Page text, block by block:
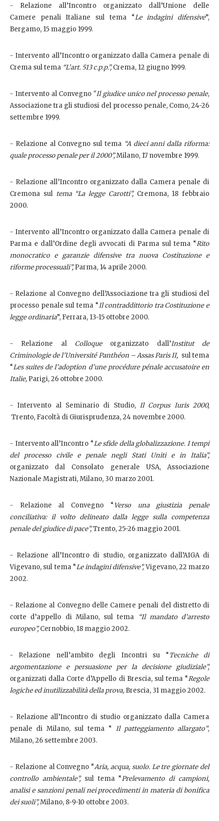
- Relazione all’Incontro organizzato dall’Unione delle
Camere penali Italiane sul tema “Le indagini difensive”,
Bergamo, 15 maggio 1999.
- Intervento all’Incontro organizzato dalla Camera penale di
Crema sul tema “L’art. 513 c.p.p.”,Crema, 12 giugno 1999.
- Intervento al Convegno "Il giudice unico nel processo penale,
Associazione tra gli studiosi del processo penale, Como, 24-26
settembre 1999.
- Relazione al Convegno sul tema “A dieci anni dalla riforma:
quale processo penale per il 2000”,Milano, 17 novembre 1999.
- Relazione all’Incontro organizzato dalla Camera penale di
Cremona sul tema “La legge Carotti”, Cremona, 18 febbraio
2000.
- Intervento all’Incontro organizzato dalla Camera penale di
Parma e dall’Ordine degli avvocati di Parma sul tema “Rito
monocratico e garanzie difensive tra nuova Costituzione e
riforme processuali”,Parma, 14 aprile 2000.
- Relazione al Convegno dell’Associazione tra gli studiosi del
processo penale sul tema “Il contraddittorio tra Costituzione e
legge ordinaria”, Ferrara, 13-15 ottobre 2000.
- Relazione al Colloque organizzato dall’Institut de
Criminologie de l’Université Panthéon – Assas Paris II, sul tema
“Les suites de l’adoption d’une procédure pénale accusatoire en
Italie, Parigi, 26 ottobre 2000.
- Intervento al Seminario di Studio, Il Corpus Iuris 2000,
Trento, Facoltà di Giurisprudenza, 24 novembre 2000.
- Intervento all’Incontro “Le sfide della globalizzazione. I tempi
del processo civile e penale negli Stati Uniti e in Italia”,
organizzato dal Consolato generale USA, Associazione
Nazionale Magistrati, Milano, 30 marzo 2001.
- Relazione al Convegno “Verso una giustizia penale
conciliativa: il volto delineato dalla legge sulla competenza
penale del giudice di pace”,Trento, 25-26 maggio 2001.
- Relazione all’Incontro di studio, organizzato dall’AIGA di
Vigevano, sul tema “Le indagini difensive”,Vigevano, 22 marzo
2002.
- Relazione al Convegno delle Camere penali del distretto di
corte d’appello di Milano, sul tema
“Il mandato d’arresto
europeo”,Cernobbio, 18 maggio 2002.
- Relazione nell’ambito degli Incontri su “Tecniche di
argomentazione e persuasione per la decisione giudiziale”,
organizzati dalla Corte d’Appello di Brescia, sul tema “Regole
logiche ed inutilizzabilità della prova, Brescia, 31 maggio 2002.
- Relazione all’Incontro di studio organizzato dalla Camera
penale di Milano, sul tema “ Il patteggiamento allargato”,
Milano, 26 settembre 2003.
- Relazione al Convegno “Aria, acqua, suolo. Le tre giornate del
controllo ambientale”, sul tema “Prelevamento di campioni,
analisi e sanzioni penali nei procedimenti in materia di bonifica
dei suoli”,Milano, 8-9-10 ottobre 2003.